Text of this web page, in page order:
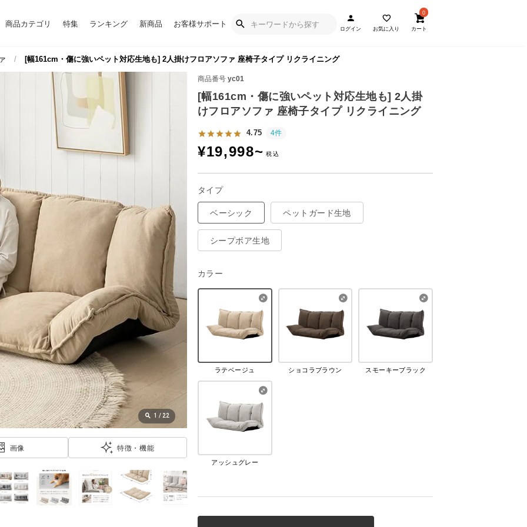
商品カテゴリ 特集 ランキング 新商品 お客様サポート
ログイン お気に入り
0
カート
[幅161cm・傷に強いペット対応生地も] 2人掛けフロアソファ 座椅子タイプ リクライニング
商品番号 yc01
[幅161cm・傷に強いペット対応生地も] 2人掛
けフロアソファ 座椅子タイプ リクライニング
4.75 4件
¥19,998~
タイプ
ベーシック ペットガード生地
シープボア生地
カラー
ラテベージュ ショコラブラウン スモーキーブラック
アッシュグレー
1 / 22
画像 特徴・機能